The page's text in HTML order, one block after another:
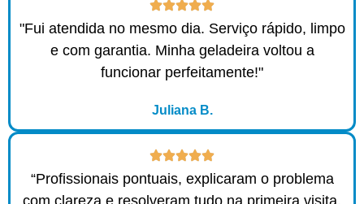
"Fui atendida no mesmo dia. Serviço rápido, limpo
e com garantia. Minha geladeira voltou a
funcionar perfeitamente!"
Juliana B.
“Profissionais pontuais, explicaram o problema
com clareza e resolveram tudo na primeira visita.